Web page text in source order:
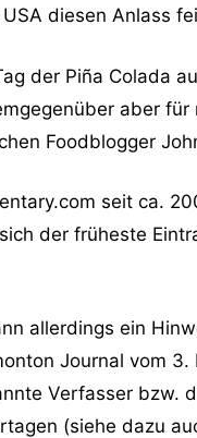
diesen Anlass
der Piña Colada
aber
Foodblogger
seit ca.
der früheste
allerdings ein
Journal vom
Verfasser bzw.
(siehe dazu